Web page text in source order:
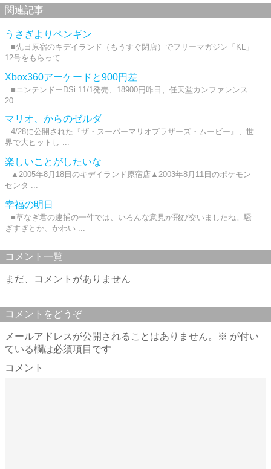
関連記事
うさぎよりペンギン
■先日原宿のキデイランド（もうすぐ閉店）でフリーマガジン「KL」
12号をもらって ...
Xbox360アーケードと900円差
■ニンテンドーDSi 11/1発売、18900円昨日、任天堂カンファレンス
20 ...
マリオ、からのゼルダ
4/28に公開された『ザ・スーパーマリオブラザーズ・ムービー』、世
界で大ヒットし ...
楽しいことがしたいな
▲2005年8月18日のキデイランド原宿店▲2003年8月11日のポケモン
センタ ...
幸福の明日
■草なぎ君の逮捕の一件では、いろんな意見が飛び交いましたね。騒
ぎすぎとか、かわい ...
コメント一覧
まだ、コメントがありません
コメントをどうぞ
メールアドレスが公開されることはありません。 ※ が付い
ている欄は必須項目です
コメント